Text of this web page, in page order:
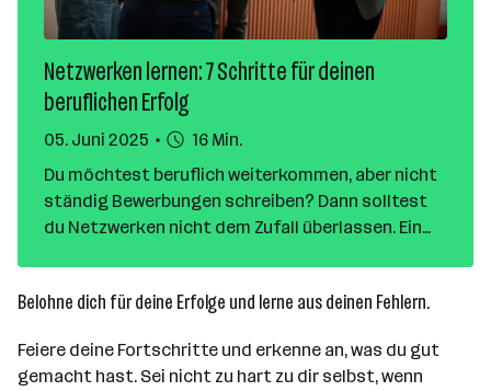
Netzwerken lernen: 7 Schritte für deinen
beruflichen Erfolg
05. Juni 2025
16 Min.
Du möchtest beruflich weiterkommen, aber nicht
ständig Bewerbungen schreiben? Dann solltest
du Netzwerken nicht dem Zufall überlassen. Ein
es für neue Jobs, spannende Projekte oder
Belohne dich für deine Erfolge und lerne aus deinen Fehlern.
Feiere deine Fortschritte und erkenne an, was du gut
gemacht hast. Sei nicht zu hart zu dir selbst, wenn